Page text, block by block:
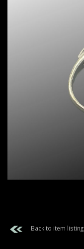
Back to item listing